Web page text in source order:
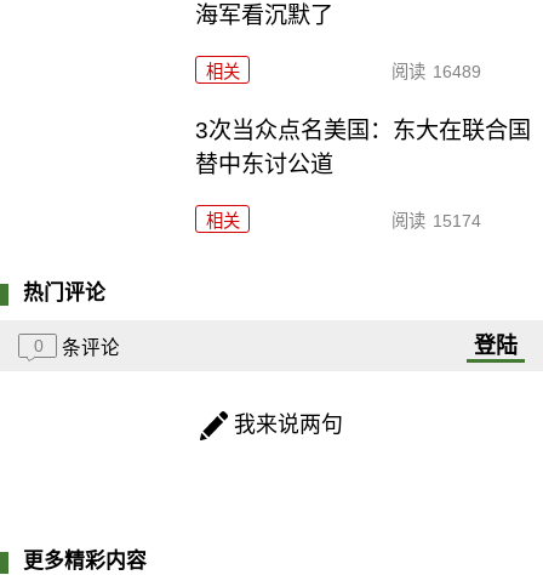
海军看沉默了
相关 阅读 16489
3次当众点名美国：东大在联合国
替中东讨公道
相关 阅读 15174
热门评论
0 条评论 登陆
我来说两句
更多精彩内容